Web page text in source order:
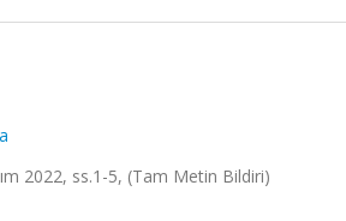
2022, ss.1-5, (Tam Metin Bildiri)